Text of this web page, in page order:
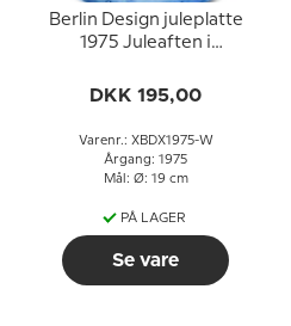
Berlin Design juleplatte
1975 Juleaften i
DKK 195,00
Varenr.: XBDX1975-W
Årgang: 1975
Mål: Ø: 19 cm
PÅ LAGER
Se vare